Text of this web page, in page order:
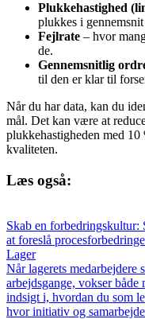
Plukkehastighed
plukkes i
Fejlrate – hvor
de.
Gennemsnitlig
til den er klar til
Når du har data, kan du
mål. Det kan være at
plukkehastigheden med
kvaliteten.
Læs også:
Skab en forbedringskultur:
at foreslå
Lager
Når lagerets medarbejdere
arbejdsgange, vokser
indsigt i, hvordan du som
hvor initiativ og